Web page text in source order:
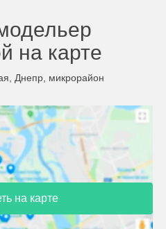
на карте
Днепр, микрорайон
на карте